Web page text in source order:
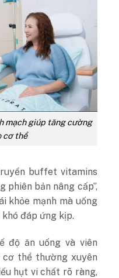
mạch giúp tăng cường
cơ thể
buffet vitamins
phiên bản nâng cấp”,
khỏe mạnh mà uống
đáp ứng kịp.
độ ăn uống và viên
thể thường xuyên
hụt vi chất rõ ràng,